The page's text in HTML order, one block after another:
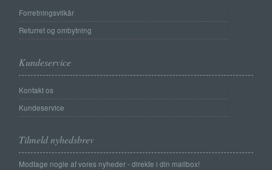
Forretningsvilkår
Returret og ombytning
Kundeservice
Kontakt os
Kundeservice
Tilmeld nyhedsbrev
Modtage nogle af vores nyheder - direkte i din mailbox!